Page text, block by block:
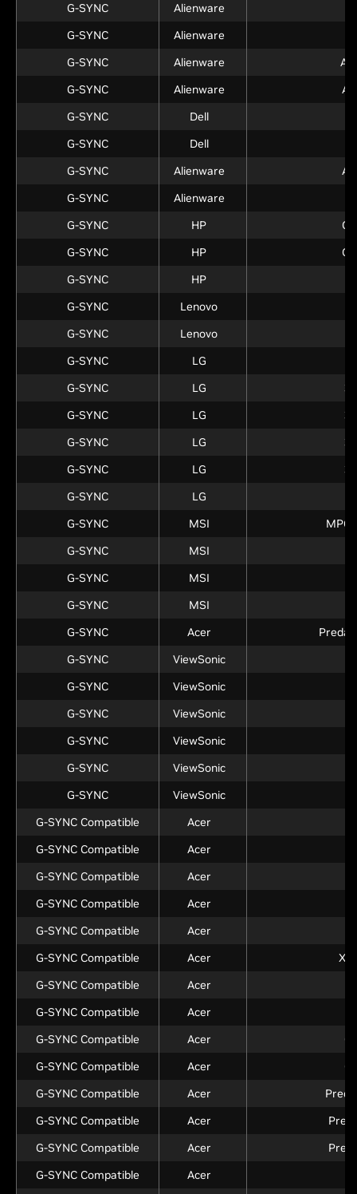
G-SYNC Alienware
G-SYNC
Alienware
G-SYNC
Alienware
G-SYNC
Alienware
G-SYNC
Dell
G-SYNC
Dell
G-SYNC
Alienware
G-SYNC
Alienware
G-SYNC
HP
G-SYNC
HP
G-SYNC
HP
G-SYNC
Lenovo
G-SYNC
Lenovo
G-SYNC
LG
G-SYNC
LG
G-SYNC
LG
G-SYNC
LG
G-SYNC
LG
G-SYNC
LG
G-SYNC
MSI
MPG
G-SYNC
MSI
G-SYNC
MSI
G-SYNC
MSI
G-SYNC
Acer
G-SYNC
ViewSonic
G-SYNC
ViewSonic
G-SYNC
ViewSonic
G-SYNC
ViewSonic
G-SYNC
ViewSonic
G-SYNC
ViewSonic
G-SYNC Compatible
Acer
G-SYNC Compatible
Acer
G-SYNC Compatible
Acer
G-SYNC Compatible
Acer
G-SYNC Compatible
Acer
G-SYNC Compatible
Acer
G-SYNC Compatible
Acer
G-SYNC Compatible
Acer
G-SYNC Compatible
Acer
G-SYNC Compatible
Acer
G-SYNC Compatible
Acer
G-SYNC Compatible
Acer
G-SYNC Compatible
Acer
G-SYNC Compatible
Acer